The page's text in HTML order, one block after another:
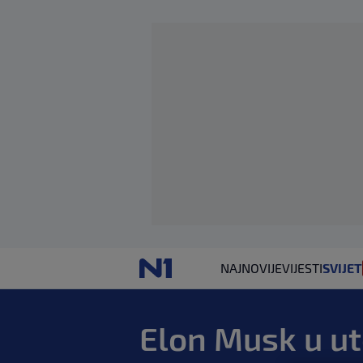
NAJNOVIJEVIJESTISVIJET
Elon Musk u